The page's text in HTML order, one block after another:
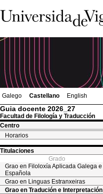
Galego Castellano English
Guia docente 2026_27
Facultad de Filología y Traducción
Centro
Horarios
Titulaciones
Grado
Grao en Filoloxía Aplicada Galega e
Española
Grao en Linguas Estranxeiras
Grao en Tradución e Interpretación